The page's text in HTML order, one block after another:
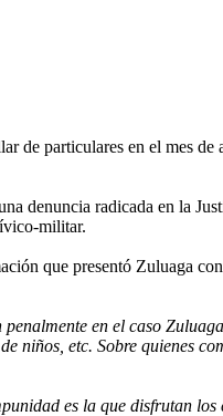
de particulares en el mes de
denuncia radicada en la
militar.
que presentó Zuluaga
en el caso
niños, etc. Sobre quienes
es la que disfrutan los